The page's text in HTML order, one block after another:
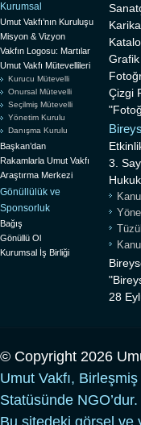
Kurumsal
Umut Vakfı’nın Kuruluşu
Misyon & Vizyon
Vakfın Logosu: Martılar
Umut Vakfı Mütevellileri
Kurucu Mütevelli
Onursal Mütevelli
Seçilmiş Mütevelli
Yönetim Kurulu
Danışma Kurulu
Başkan’dan
Rakamlarla Umut Vakfı
Araştırma Merkezi
Gönüllülük ve
Sponsorluk
Bağış
Gönüllü Ol
Kurumsal İş Birliği
Çizgi
3.
28
© Copyright 2026
Umut Vakfı,
Statüsünde NGO’dur.